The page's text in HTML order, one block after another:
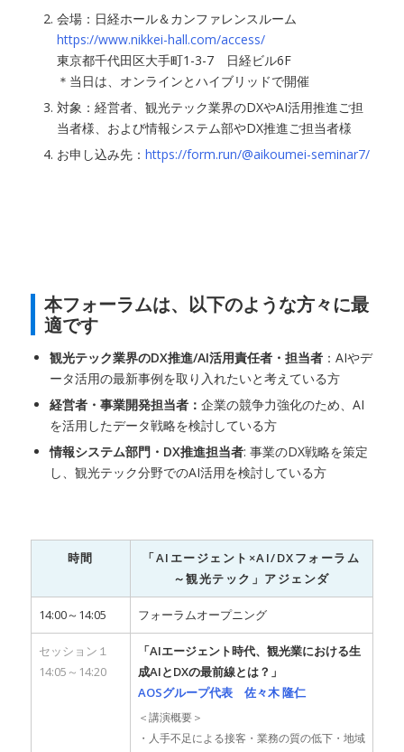
会場：日経ホール＆カンファレンスルーム
https://www.nikkei-hall.com/access/
東京都千代田区大手町1-3-7 日経ビル6F
＊当日は、オンラインとハイブリッドで開催
対象：経営者、観光テック業界のDXやAI活用推進ご担
当者様、および情報システム部やDX推進ご担当者様
お申し込み先： https://form.run/@aikoumei-seminar7/
本フォーラムは、以下のような方々に最
適です
観光テック業界のDX推進/AI活用責任者・担当者：AIやデ
ータ活用の最新事例を取り入れたいと考えている方
経営者・事業開発担当者： 企業の競争力強化のため、AI
を活用したデータ戦略を検討している方
情報システム部門・DX推進担当者: 事業のDX戦略を策定
し、観光テック分野でのAI活用を検討している方
時間
「AIエージェント×AI/DXフォーラム
～観光テック」アジェンダ
14:00～14:05 フォーラムオープニング
セッション１
14:05～14:20
「AIエージェント時代、観光業における生
成AIとDXの最前線とは？」
AOSグループ代表 佐々木 隆仁
＜講演概要＞
・人手不足による接客・業務の質の低下・地域